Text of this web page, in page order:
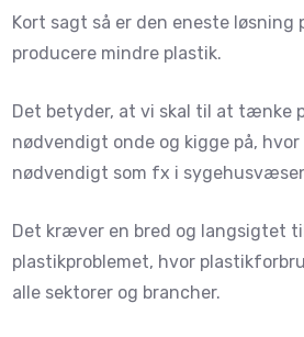
Kort sagt så er den eneste løsning
producere mindre plastik.
Det betyder, at vi skal til at tænke
nødvendigt onde og kigge på,
nødvendigt som fx i
Det kræver en bred og langsigtet
plastikproblemet, hvor
alle sektorer og brancher.